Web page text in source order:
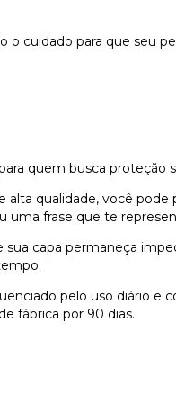
o cuidado para que
quem busca proteção
qualidade, você
uma frase que te
capa permaneça
pelo uso diário e
fábrica por 90 dias.